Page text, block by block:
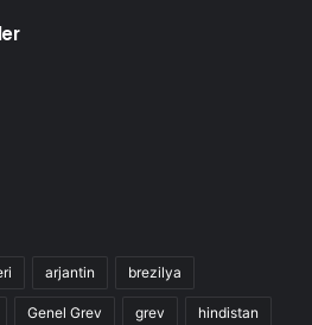
arjantin brezilya
Genel Grev grev hindistan